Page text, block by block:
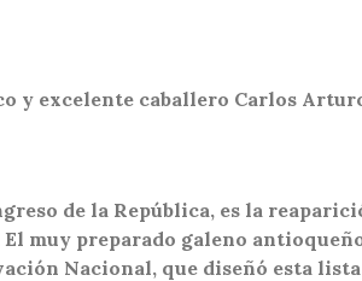
y excelente caballero Carlos
de la República, es la
muy preparado galeno
Nacional, que diseñó esta